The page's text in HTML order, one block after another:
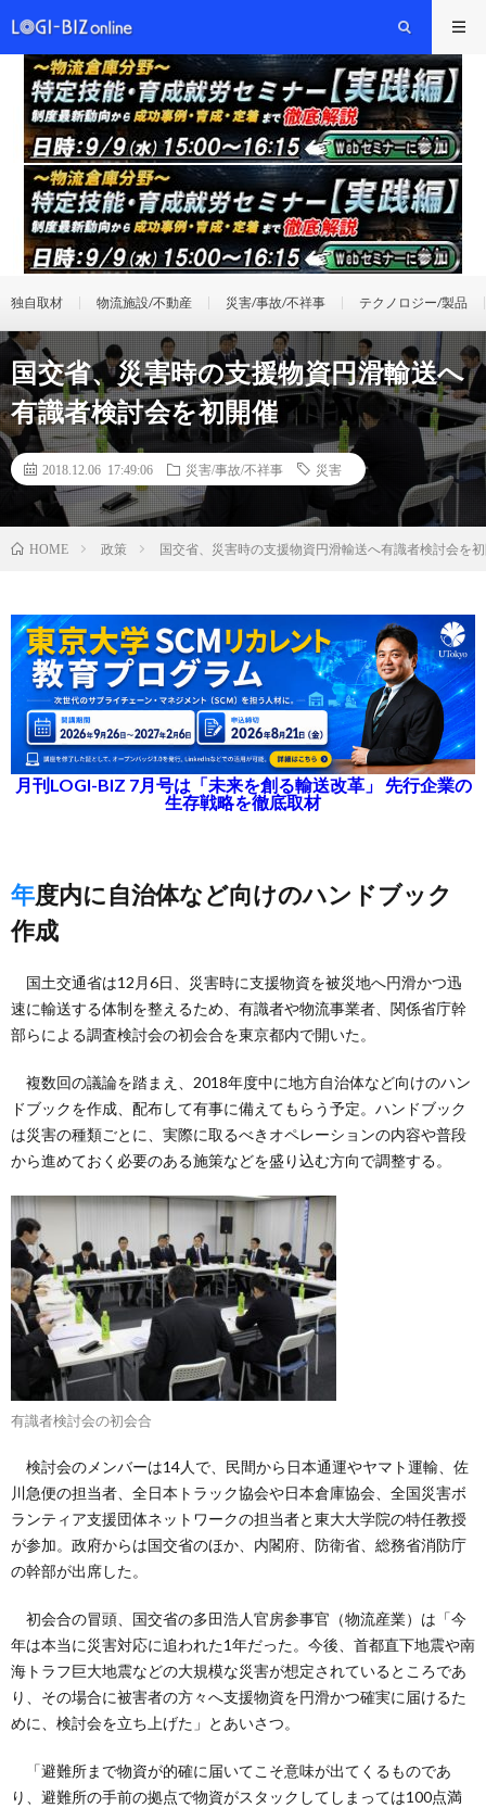
独自取材 物流施設/不動産 災害/事故/不祥事 テクノロジー/製品
国交省、災害時の支援物資円滑輸送へ
有識者検討会を初開催
2018.12.06 17:49:06 災害/事故/不祥事 災害
HOME 政策 国交省、災害時の支援物資円滑輸送へ有識者検討会を
月刊LOGI-BIZ 7月号は「未来を創る輸送改革」 先行企業の
生存戦略を徹底取材
年度内に自治体など向けのハンドブック
作成
国土交通省は12月6日、災害時に支援物資を被災地へ円滑かつ迅
速に輸送する体制を整えるため、有識者や物流事業者、関係省庁幹
部らによる調査検討会の初会合を東京都内で開いた。
複数回の議論を踏まえ、2018年度中に地方自治体など向けのハン
ドブックを作成、配布して有事に備えてもらう予定。ハンドブック
は災害の種類ごとに、実際に取るべきオペレーションの内容や普段
から進めておく必要のある施策などを盛り込む方向で調整する。
有識者検討会の初会合
検討会のメンバーは14人で、民間から日本通運やヤマト運輸、佐
川急便の担当者、全日本トラック協会や日本倉庫協会、全国災害ボ
ランティア支援団体ネットワークの担当者と東大大学院の特任教授
が参加。政府からは国交省のほか、内閣府、防衛省、総務省消防庁
の幹部が出席した。
初会合の冒頭、国交省の多田浩人官房参事官（物流産業）は「今
年は本当に災害対応に追われた1年だった。今後、首都直下地震や南
海トラフ巨大地震などの大規模な災害が想定されているところであ
り、その場合に被害者の方々へ支援物資を円滑かつ確実に届けるた
めに、検討会を立ち上げた」とあいさつ。
「避難所まで物資が的確に届いてこそ意味が出てくるものであ
り、避難所の手前の拠点で物資がスタックしてしまっては100点満